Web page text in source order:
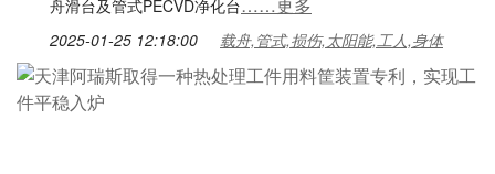
舟滑台及管式PECVD净化台
2025-01-25 12:18:00 载舟,管式,损伤,太阳能,工人,身体